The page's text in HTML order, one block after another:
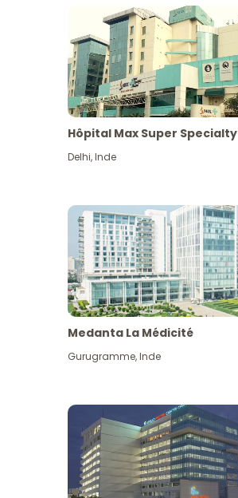
Hôpital Max Super Specialty
Delhi,Inde
Medanta La Médicité
Gurugramme,Inde